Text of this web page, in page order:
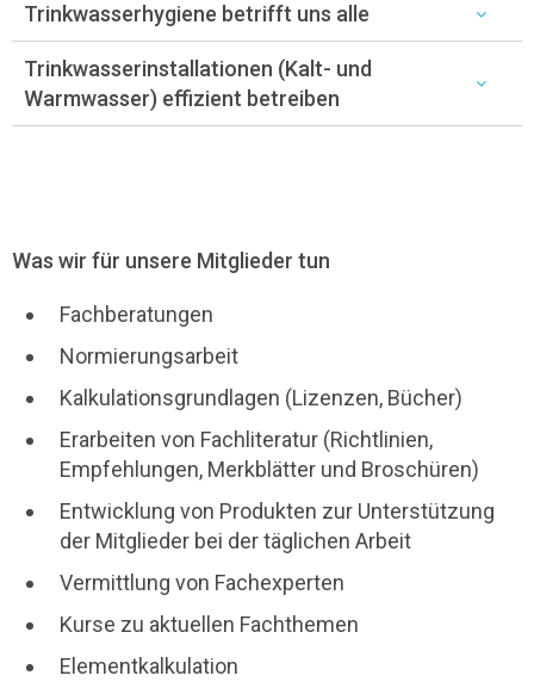
Trinkwasserhygiene betrifft uns alle
Trinkwasserinstallationen (Kalt- und
Warmwasser) effizient betreiben
Was wir für unsere Mitglieder tun
Fachberatungen
Normierungsarbeit
Kalkulationsgrundlagen (Lizenzen, Bücher)
Erarbeiten von Fachliteratur (Richtlinien,
Empfehlungen, Merkblätter und Broschüren)
Entwicklung von Produkten zur Unterstützung
der Mitglieder bei der täglichen Arbeit
Vermittlung von Fachexperten
Kurse zu aktuellen Fachthemen
Elementkalkulation